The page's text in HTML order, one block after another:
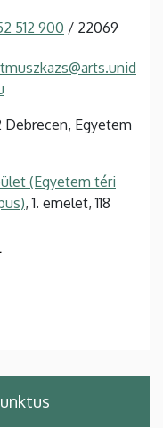
512 900 / 22069
Debrecen, Egyetem
(Egyetem téri
, 1. emelet, 118